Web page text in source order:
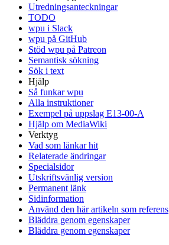
Utredningsanteckningar
TODO
wpu i Slack
wpu på GitHub
Stöd wpu på Patreon
Semantisk sökning
Sök i text
Hjälp
Så funkar wpu
Alla instruktioner
Exempel på uppslag E13-00-A
Hjälp om MediaWiki
Verktyg
Vad som länkar hit
Relaterade ändringar
Specialsidor
Utskriftsvänlig version
Permanent länk
Sidinformation
Använd den här artikeln som referens
Bläddra genom egenskaper
Bläddra genom egenskaper